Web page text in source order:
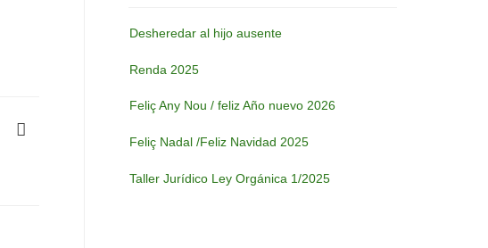
Desheredar al hijo ausente
Renda 2025
Feliç Any Nou / feliz Año nuevo 2026
Feliç Nadal /Feliz Navidad 2025
Taller Jurídico Ley Orgánica 1/2025